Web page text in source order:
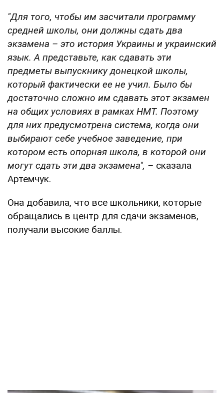
"Для того, чтобы им засчитали программу
средней школы, они должны сдать два
экзамена – это история Украины и украинский
язык. А представьте, как сдавать эти
предметы выпускнику донецкой школы,
который фактически ее не учил. Было бы
достаточно сложно им сдавать этот экзамен
на общих условиях в рамках НМТ. Поэтому
для них предусмотрена система, когда они
выбирают себе учебное заведение, при
котором есть опорная школа, в которой они
могут сдать эти два экзамена", – сказала
Артемчук.
Она добавила, что все школьники, которые
обращались в центр для сдачи экзаменов,
получали высокие баллы.